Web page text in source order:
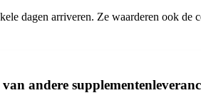
dagen arriveren. Ze waarderen ook de
andere